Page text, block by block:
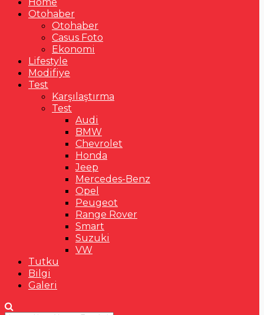
Otohaber
Otohaber
Casus Foto
Ekonomi
Lifestyle
Modifiye
Test
Karşılaştırma
Test
Audi
BMW
Chevrolet
Honda
Jeep
Mercedes-Benz
Opel
Peugeot
Range Rover
Smart
Suzuki
VW
Tutku
Bilgi
Galeri